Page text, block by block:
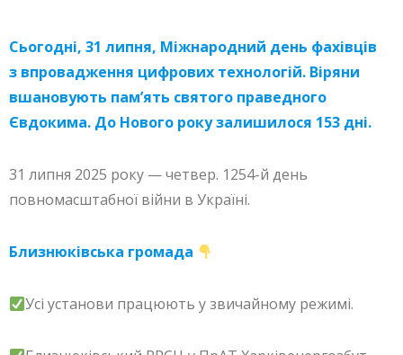
Сьогодні, 31 липня, Міжнародний день фахівців
з впровадження цифрових технологій. Віряни
вшановують пам’ять святого праведного
Євдокима. До Нового року залишилося 153 дні.
31 липня 2025 року — четвер. 1254-й день
повномасштабної війни в Україні.
Близнюківська громада
Усі установи працюють у звичайному режимі.